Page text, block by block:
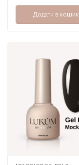
Додати в кошик